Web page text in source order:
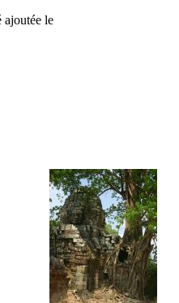
ajoutée le